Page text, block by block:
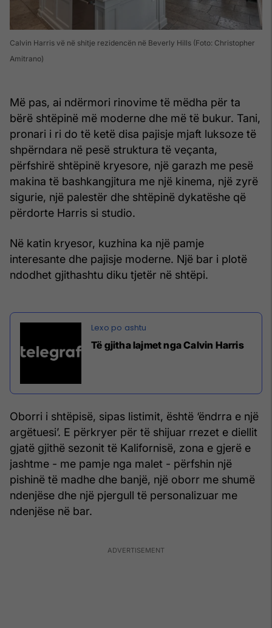
Calvin Harris vë në shitje rezidencën në Beverly Hills (Foto: Christopher
Amitrano)
Më pas, ai ndërmori rinovime të mëdha për ta
bërë shtëpinë më moderne dhe më të bukur. Tani,
pronari i ri do të ketë disa pajisje mjaft luksoze të
shpërndara në pesë struktura të veçanta,
përfshirë shtëpinë kryesore, një garazh me pesë
makina të bashkangjitura me një kinema, një zyrë
sigurie, një palestër dhe shtëpinë dykatëshe që
përdorte Harris si studio.
Në katin kryesor, kuzhina ka një pamje
interesante dhe pajisje moderne. Një bar i plotë
ndodhet gjithashtu diku tjetër në shtëpi.
Të gjitha lajmet nga Calvin Harris
Oborri i shtëpisë, sipas listimit, është ‘ëndrra e një
argëtuesi’. E përkryer për të shijuar rrezet e diellit
gjatë gjithë sezonit të Kalifornisë, zona e gjerë e
jashtme - me pamje nga malet - përfshin një
pishinë të madhe dhe banjë, një oborr me shumë
ndenjëse dhe një pjergull të personalizuar me
ndenjëse në bar.